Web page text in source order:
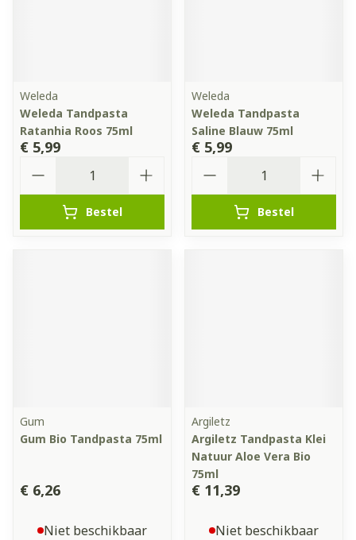
Weleda
Weleda Tandpasta
Ratanhia Roos 75ml
€ 5,99
Bestel
Weleda
Weleda Tandpasta
Saline Blauw 75ml
€ 5,99
Bestel
Gum
Gum Bio Tandpasta 75ml
€ 6,26
Niet beschikbaar
Argiletz
Argiletz Tandpasta Klei
Natuur Aloe Vera Bio
75ml
€ 11,39
Niet beschikbaar